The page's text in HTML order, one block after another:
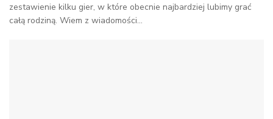
zestawienie kilku gier, w które obecnie najbardziej lubimy grać
całą rodziną. Wiem z wiadomości...